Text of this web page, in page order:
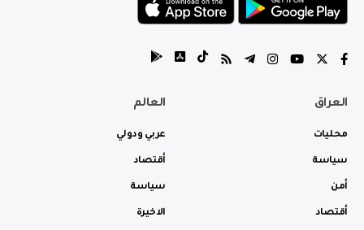
العراق
محليات
سياسة
أمن
أقتصاد
العالم
عربي ودولي
أقتصاد
سياسة
الاخيرة